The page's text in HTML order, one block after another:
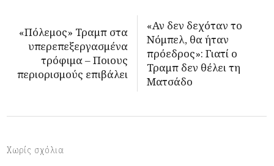
«Πόλεμος» Τραμπ στα
υπερεπεξεργασμένα
τρόφιμα – Ποιους
περιορισμούς επιβάλει
«Αν δεν δεχόταν το
Νόμπελ, θα ήταν
πρόεδρος»: Γιατί ο
Τραμπ δεν θέλει τη
Ματσάδο
Χωρίς σχόλια